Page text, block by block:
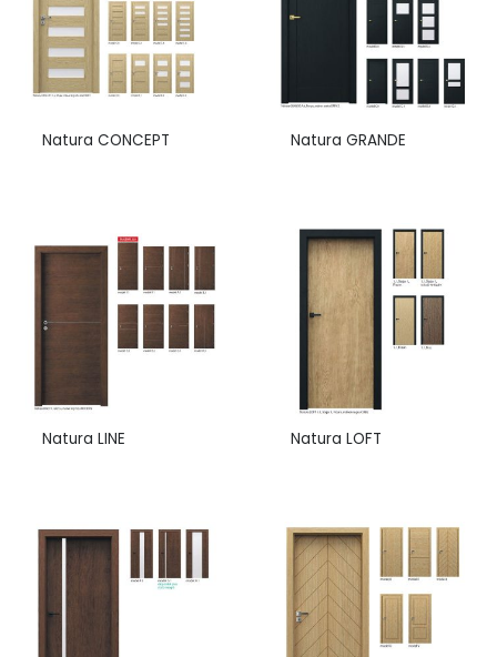
Natura CONCEPT Natura GRANDE
Natura LINE Natura LOFT